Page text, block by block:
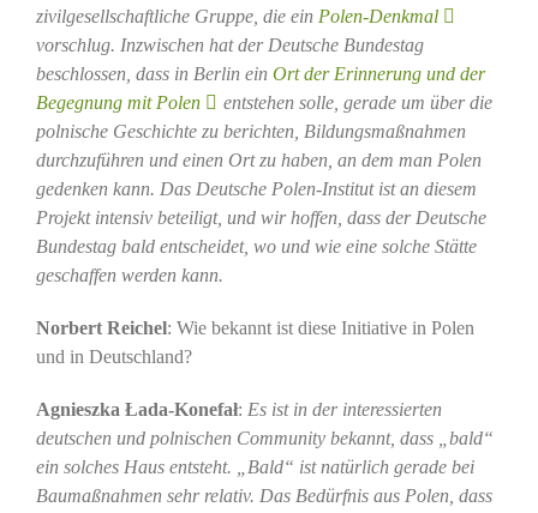
zivilgesellschaftliche Gruppe, die ein Polen-Denkmal
vorschlug. Inzwischen hat der Deutsche Bundestag
beschlossen, dass in Berlin ein Ort der Erinnerung und der
Begegnung mit Polen
entstehen solle, gerade um über die
polnische Geschichte zu berichten, Bildungsmaßnahmen
durchzuführen und einen Ort zu haben, an dem man Polen
gedenken kann. Das Deutsche Polen-Institut ist an diesem
Projekt intensiv beteiligt, und wir hoffen, dass der Deutsche
Bundestag bald entscheidet, wo und wie eine solche Stätte
geschaffen werden kann.
Norbert Reichel: Wie bekannt ist diese Initiative in Polen
und in Deutschland?
Agnieszka Łada-Konefał: Es ist in der interessierten
deutschen und polnischen Community bekannt, dass „bald“
ein solches Haus entsteht. „Bald“ ist natürlich gerade bei
Baumaßnahmen sehr relativ. Das Bedürfnis aus Polen, dass